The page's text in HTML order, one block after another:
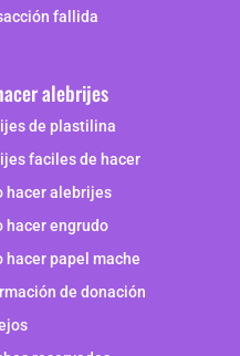
fallida
alebrijes
de plastilina
faciles de hacer
hacer alebrijes
hacer engrudo
hacer papel mache
de donación